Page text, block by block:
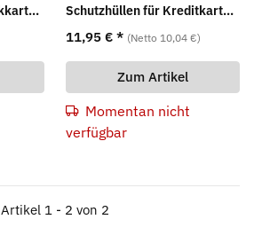
Schutzhüllen für Kreditkarten
/ Bankkarten
11,95 € * (Netto 10,04 €)
Zum Artikel
Momentan nicht
verfügbar
Artikel 1 - 2 von 2